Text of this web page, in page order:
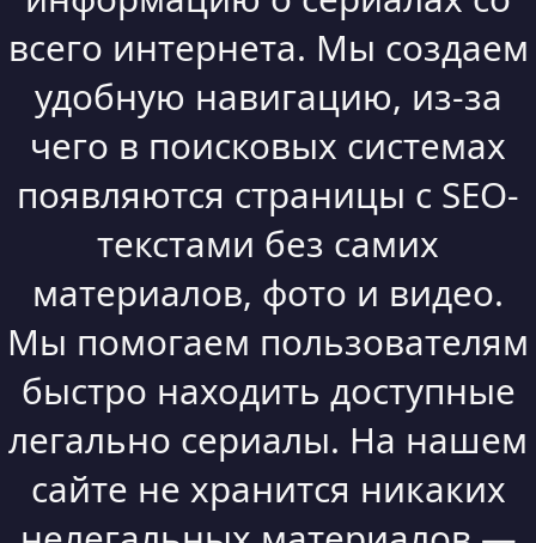
всего интернета. Мы создаем
удобную навигацию, из-за
чего в поисковых системах
появляются страницы с SEO-
текстами без самих
материалов, фото и видео.
Мы помогаем пользователям
быстро находить доступные
легально сериалы. На нашем
сайте не хранится никаких